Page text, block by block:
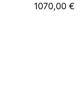
1070,00 €